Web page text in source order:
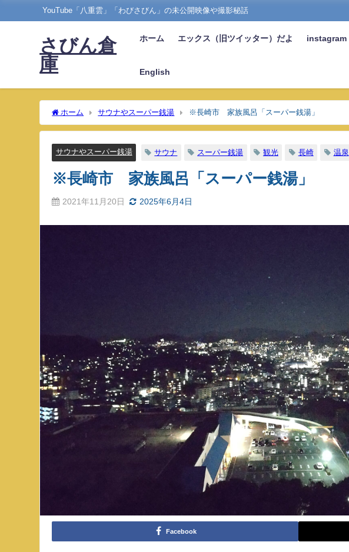
YouTube「八重雲」「わびさびん」の未公開映像や撮影秘話
さびん倉
庫
ホーム エックス（旧ツイッター）だよ instagram
English
ホーム サウナやスーパー銭湯 ※長崎市 家族風呂「スーパー銭湯」
サウナやスーパー銭湯 サウナ スーパー銭湯 観光 長崎 温泉
※長崎市 家族風呂「スーパー銭湯」
2021年11月20日 2025年6月4日
Facebook